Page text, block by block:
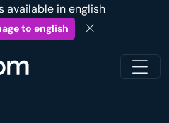
available in english
to english